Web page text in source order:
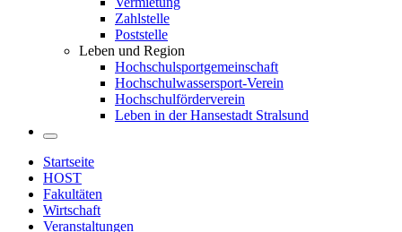
Zahlstelle
Poststelle
Leben und Region
Hochschulsportgemeinschaft
Hochschulwassersport-Verein
Hochschulförderverein
Leben in der Hansestadt Stralsund
Startseite
HOST
Fakultäten
Wirtschaft
Veranstaltungen